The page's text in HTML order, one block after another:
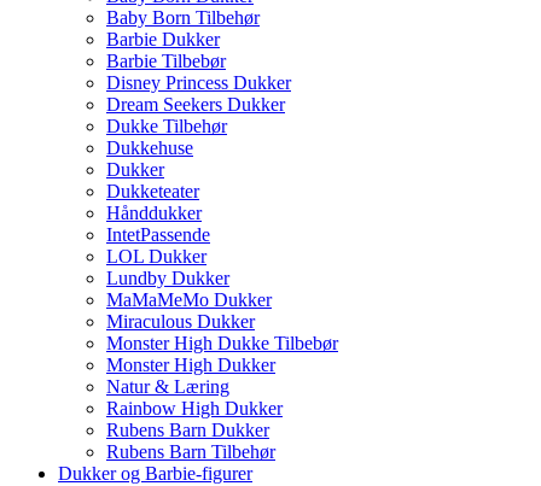
Baby Born Tilbehør
Barbie Dukker
Barbie Tilbebør
Disney Princess Dukker
Dream Seekers Dukker
Dukke Tilbehør
Dukkehuse
Dukker
Dukketeater
Hånddukker
IntetPassende
LOL Dukker
Lundby Dukker
MaMaMeMo Dukker
Miraculous Dukker
Monster High Dukke Tilbebør
Monster High Dukker
Natur & Læring
Rainbow High Dukker
Rubens Barn Dukker
Rubens Barn Tilbehør
Dukker og Barbie-figurer